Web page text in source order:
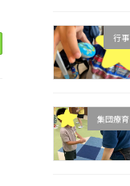
行事
集団療育